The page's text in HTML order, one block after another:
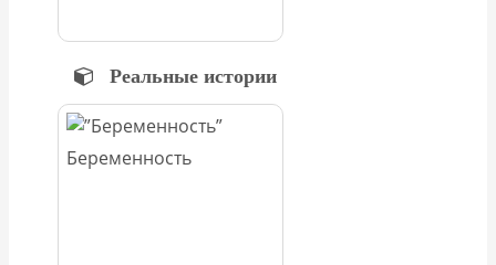
Реальные истории
Беременность